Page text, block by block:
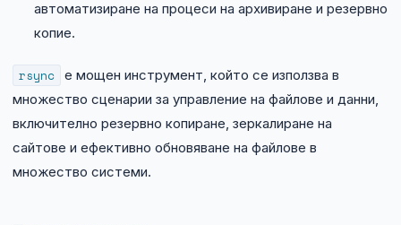
автоматизиране на процеси на архивиране и резервно
копие.
rsync е мощен инструмент, който се използва в
множество сценарии за управление на файлове и данни,
включително резервно копиране, зеркалиране на
сайтове и ефективно обновяване на файлове в
множество системи.